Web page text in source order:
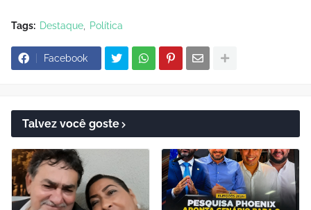
Tags: Destaque Política
Facebook
Talvez você goste